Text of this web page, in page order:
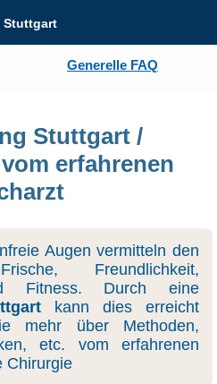
Generelle FAQ
Stuttgart
Stuttgart /
erfahrenen
Augen vermitteln den
Freundlichkeit,
Fitness. Durch eine
kann dies erreicht
mehr über Methoden,
etc. vom erfahrenen
Chirurgie